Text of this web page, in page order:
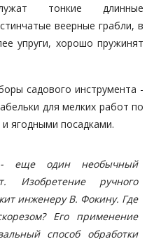
тонкие длинные
веерные грабли, в
упруги, хорошо пружинят
садового инструмента -
для мелких работ по
ягодными посадками.
- еще один необычный
Изобретение ручного
инженеру В. Фокину. Где
Его применение
способ обработки